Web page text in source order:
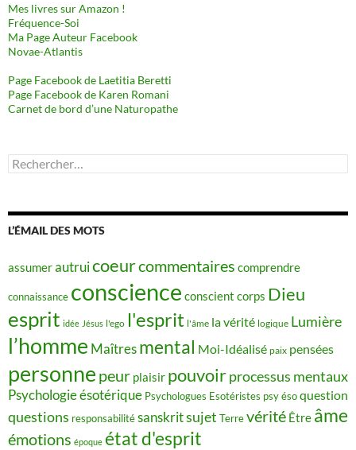
Mes livres sur Amazon !
Fréquence-Soi
Ma Page Auteur Facebook
Novae-Atlantis
Page Facebook de Laetitia Beretti
Page Facebook de Karen Romani
Carnet de bord d’une Naturopathe
Rechercher :
L’ÉMAIL DES MOTS
assumerautruicoeurcommentaires comprendre
connaissance conscience conscient corps Dieu
esprit idée Jésus l'ego l'esprit l'âme la vérité logique Lumière
l’homme Maîtres mental Moi-Idéalisé paix pensées
personne peur plaisir pouvoirprocessus mentaux
Psychologie ésotérique Psychologues Esotéristes psy ésoquestion
questions responsabilitésanskritsujet Terrevérité Être âme
émotions époque état d'esprit